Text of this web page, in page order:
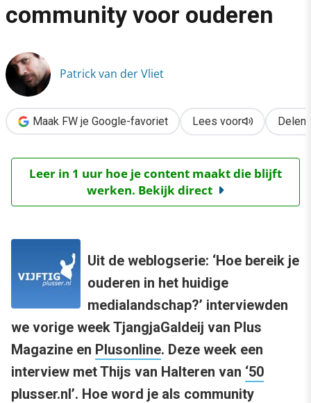
Marketing
50 plusser.nl: een community voor ouderen
community voor ouderen
Patrick van der Vliet
Maak FW je Google-favoriet Lees voor Delen
Leer in 1 uur hoe je content maakt die blijft
werken. Bekijk direct
Uit de weblogserie: ‘Hoe bereik je
ouderen in het huidige
medialandschap?’ interviewden
we vorige week TjangjaGaldeij van Plus
Magazine en Plusonline. Deze week een
interview met Thijs van Halteren van ‘50
plusser.nl’. Hoe word je als community